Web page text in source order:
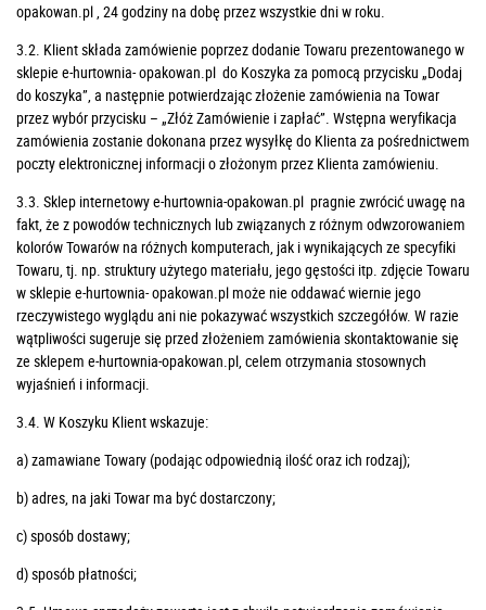
opakowan.pl , 24 godziny na dobę przez wszystkie dni w roku.
3.2. Klient składa zamówienie poprzez dodanie Towaru prezentowanego w
sklepie e-hurtownia- opakowan.pl do Koszyka za pomocą przycisku „Dodaj
do koszyka”, a następnie potwierdzając złożenie zamówienia na Towar
przez wybór przycisku – „Złóż Zamówienie i zapłać”. Wstępna weryfikacja
zamówienia zostanie dokonana przez wysyłkę do Klienta za pośrednictwem
poczty elektronicznej informacji o złożonym przez Klienta zamówieniu.
3.3. Sklep internetowy e-hurtownia-opakowan.pl pragnie zwrócić uwagę na
fakt, że z powodów technicznych lub związanych z różnym odwzorowaniem
kolorów Towarów na różnych komputerach, jak i wynikających ze specyfiki
Towaru, tj. np. struktury użytego materiału, jego gęstości itp. zdjęcie Towaru
w sklepie e-hurtownia- opakowan.pl może nie oddawać wiernie jego
rzeczywistego wyglądu ani nie pokazywać wszystkich szczegółów. W razie
wątpliwości sugeruje się przed złożeniem zamówienia skontaktowanie się
ze sklepem e-hurtownia-opakowan.pl, celem otrzymania stosownych
wyjaśnień i informacji.
3.4. W Koszyku Klient wskazuje:
a) zamawiane Towary (podając odpowiednią ilość oraz ich rodzaj);
b) adres, na jaki Towar ma być dostarczony;
c) sposób dostawy;
d) sposób płatności;